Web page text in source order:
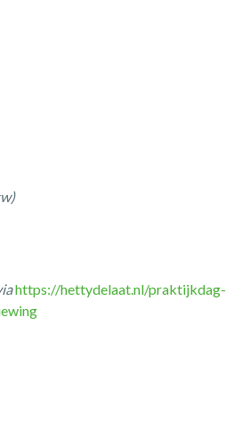
https://hettydelaat.nl/praktijkdag-